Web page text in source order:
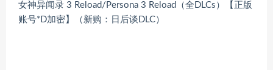
女神异闻录 3 Reload/Persona 3 Reload（全DLCs）【正版
账号*D加密】（新购：日后谈DLC）